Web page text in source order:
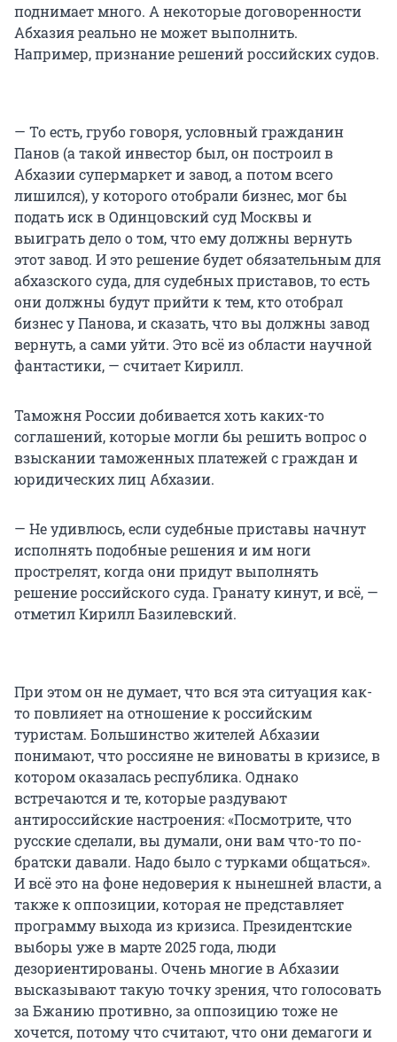
поднимает много. А некоторые договоренности
Абхазия реально не может выполнить.
Например, признание решений российских судов.
— То есть, грубо говоря, условный гражданин
Панов (а такой инвестор был, он построил в
Абхазии супермаркет и завод, а потом всего
лишился), у которого отобрали бизнес, мог бы
подать иск в Одинцовский суд Москвы и
выиграть дело о том, что ему должны вернуть
этот завод. И это решение будет обязательным для
абхазского суда, для судебных приставов, то есть
они должны будут прийти к тем, кто отобрал
бизнес у Панова, и сказать, что вы должны завод
вернуть, а сами уйти. Это всё из области научной
фантастики, — считает Кирилл.
Таможня России добивается хоть каких-то
соглашений, которые могли бы решить вопрос о
взыскании таможенных платежей с граждан и
юридических лиц Абхазии.
— Не удивлюсь, если судебные приставы начнут
исполнять подобные решения и им ноги
прострелят, когда они придут выполнять
решение российского суда. Гранату кинут, и всё, —
отметил Кирилл Базилевский.
При этом он не думает, что вся эта ситуация как-
то повлияет на отношение к российским
туристам. Большинство жителей Абхазии
понимают, что россияне не виноваты в кризисе, в
котором оказалась республика. Однако
встречаются и те, которые раздувают
антироссийские настроения: «Посмотрите, что
русские сделали, вы думали, они вам что-то по-
братски давали. Надо было с турками общаться».
И всё это на фоне недоверия к нынешней власти, а
также к оппозиции, которая не представляет
программу выхода из кризиса. Президентские
выборы уже в марте 2025 года, люди
дезориентированы. Очень многие в Абхазии
высказывают такую точку зрения, что голосовать
за Бжанию противно, за оппозицию тоже не
хочется, потому что считают, что они демагоги и